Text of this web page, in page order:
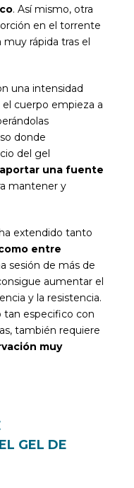
. Así mismo, otra
en el torrente
rápida tras el
una intensidad
cuerpo empieza a
donde
del gel
aportar una fuente
mantener y
extendido tanto
entre
sesión de más de
aumentar el
y la resistencia.
tan especifico con
también requiere
muy
GEL DE